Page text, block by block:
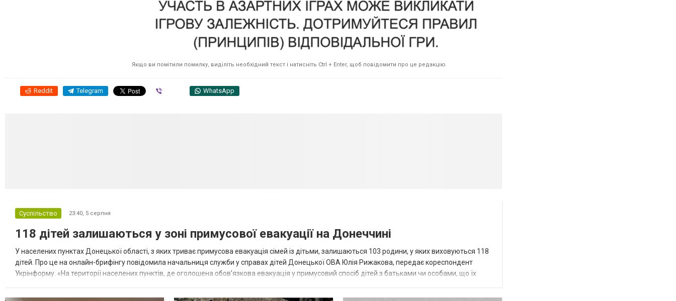
Якщо ви помітили помилку, виділіть необхідний текст і натисніть Ctrl + Enter, щоб повідомити про це редакцію
Reddit Telegram WhatsApp
Суспільство 23:40, 5 серпня
118 дітей залишаються у зоні примусової евакуації на Донеччині
У населених пунктах Донецької області, з яких триває примусова евакуація сімей із дітьми, залишаються 103 родини, у яких виховуються 118
дітей. Про це на онлайн-брифінгу повідомила начальниця служби у справах дітей Донецької ОВА Юлія Рижакова, передає кореспондент
Укрінформу. «На території населених пунктів, де оголошена обов’язкова евакуація у примусовий спосіб дітей з батьками чи особами, що їх